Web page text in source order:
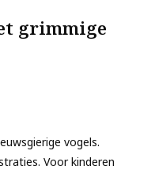
grimmige
vogels.
Voor kinderen